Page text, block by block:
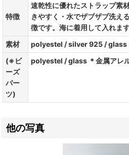
特徴
速乾性に優れたストラップ素
きやすく・水でザブザブ洗え
徴です。海に着用して入れます
素材
polyestel / silver 925 / glass
(※ビ
ーズ
パー
ツ)
polyestel / glass ＊金属アレ
他の写真